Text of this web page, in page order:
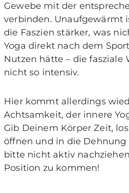
Gewebe mit der
verbinden. Unaufgewärmt
die Faszien stärker, was
Yoga direkt nach dem
Nutzen hätte – die fasziale
nicht so intensiv.
Hier kommt allerdings
Achtsamkeit, der innere
Gib Deinem Körper Zeit,
öffnen und in die Dehnung
bitte nicht aktiv
Position zu kommen!